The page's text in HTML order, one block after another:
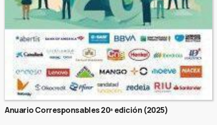
Anuario Corresponsables 20ª edición (2025)